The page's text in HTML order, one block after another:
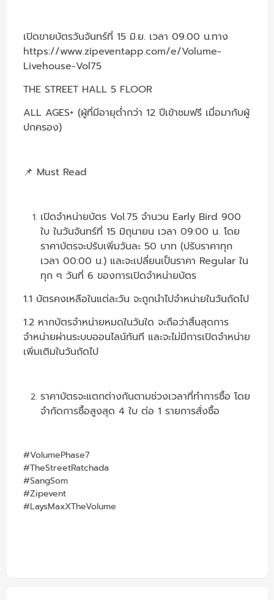
เปิดขายบัตรวันจันทร์ที่ 15 มิ.ย. เวลา 09.00 น.ทาง
https://www.zipeventapp.com/e/Volume-
Livehouse-Vol75
THE STREET HALL 5 FLOOR
ALL AGES+ (ผู้ที่มีอายุต่ำกว่า 12 ปีเข้าชมฟรี เมื่อมากับผู้
ปกครอง)
📌 Must Read
เปิดจำหน่ายบัตร Vol.75 จำนวน Early Bird 900
ใบ ในวันจันทร์ที่ 15 มิถุนายน เวลา 09:00 น. โดย
ราคาบัตรจะปรับเพิ่มวันละ 50 บาท (ปรับราคาทุก
เวลา 00:00 น.) และจะเปลี่ยนเป็นราคา Regular ใน
ทุก ๆ วันที่ 6 ของการเปิดจำหน่ายบัตร
1.1 บัตรคงเหลือในแต่ละวัน จะถูกนำไปจำหน่ายในวันถัดไป
1.2 หากบัตรจำหน่ายหมดในวันใด จะถือว่าสิ้นสุดการ
จำหน่ายผ่านระบบออนไลน์ทันที และจะไม่มีการเปิดจำหน่าย
เพิ่มเติมในวันถัดไป
ราคาบัตรจะแตกต่างกันตามช่วงเวลาที่ทำการซื้อ โดย
จำกัดการซื้อสูงสุด 4 ใบ ต่อ 1 รายการสั่งซื้อ
#VolumePhase7
#TheStreetRatchada
#SangSom
#Zipevent
#LaysMaxXTheVolume